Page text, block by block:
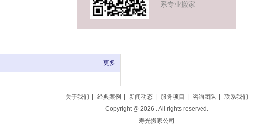
系专业搬家
更多
关于我们 经典案例 新闻动态 服务项目 咨询团队
联系我们
Copyright @ 2026 . All rights reserved.
寿光搬家公司